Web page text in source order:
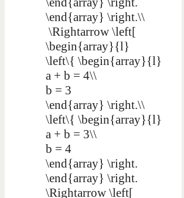
\end{array} \right.\\
\Rightarrow \left[
\begin{array}{l}
\left\{ \begin{array}{l}
a + b = 4\\
b = 3
\end{array} \right.\\
\left\{ \begin{array}{l}
a + b = 3\\
b = 4
\end{array} \right.
\end{array} \right.
\Rightarrow \left[